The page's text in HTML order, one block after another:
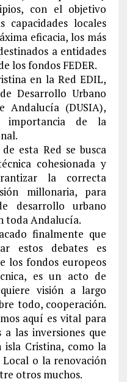
con el objetivo
locales
eficacia, los más
a entidades
los fondos FEDER.
en la Red EDIL,
Desarrollo Urbano
Andalucía (DUSIA),
importancia de la
esta Red se busca
cohesionada y
la correcta
millonaria, para
desarrollo urbano
toda Andalucía.
finalmente que
estos debates es
los fondos europeos
es un acto de
visión a largo
todo, cooperación.
aquí es vital para
las inversiones que
Cristina, como la
o la renovación
otros muchos.